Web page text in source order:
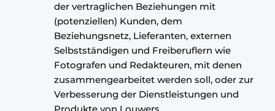
der vertraglichen Beziehungen mit
(potenziellen) Kunden, dem
Beziehungsnetz, Lieferanten, externen
Selbstständigen und Freiberuflern wie
Fotografen und Redakteuren, mit denen
zusammengearbeitet werden soll, oder zur
Verbesserung der Dienstleistungen und